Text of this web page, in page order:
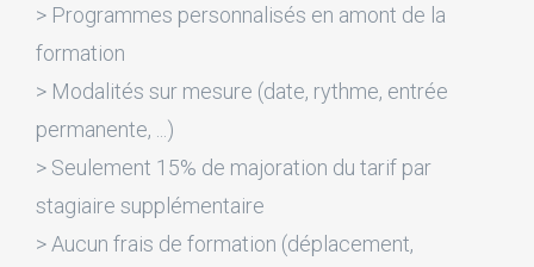
> Programmes personnalisés en amont de la
formation
> Modalités sur mesure (date, rythme, entrée
permanente, ...)
> Seulement 15% de majoration du tarif par
stagiaire supplémentaire
> Aucun frais de formation (déplacement,